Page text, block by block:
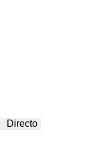
Directo